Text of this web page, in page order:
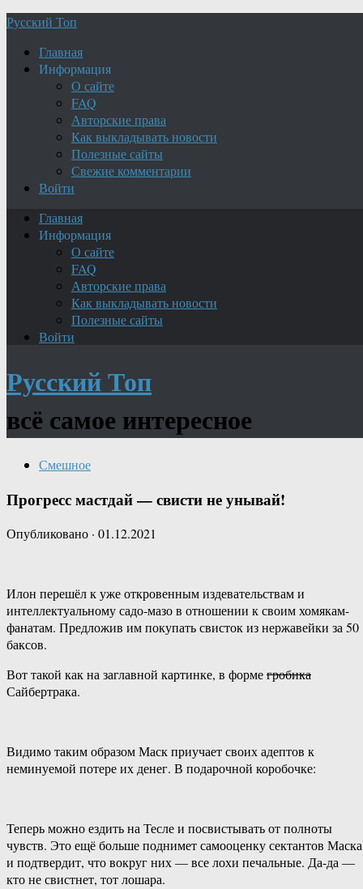
Русский Топ
Главная
Информация
О сайте
FAQ
Авторские права
Как выкладывать новости
Полезные сайты
Свежие комментарии
Войти
Главная
Информация
О сайте
FAQ
Авторские права
Как выкладывать новости
Полезные сайты
Войти
Русский Топ
всё самое интересное
Смешное
Прогресс мастдай — свисти не унывай!
Опубликовано · 01.12.2021
Илон перешёл к уже откровенным издевательствам и
интеллектуальному садо-мазо в отношении к своим хомякам-
фанатам. Предложив им покупать свисток из нержавейки за 50
баксов.
Вот такой как на заглавной картинке, в формегробика
Сайбертрака.
Видимо таким образом Маск приучает своих адептов к
неминуемой потере их денег. В подарочной коробочке:
Теперь можно ездить на Тесле и посвистывать от полноты
чувств. Это ещё больше поднимет самооценку сектантов Маска
и подтвердит, что вокруг них — все лохи печальные. Да-да —
кто не свистнет, тот лошара.